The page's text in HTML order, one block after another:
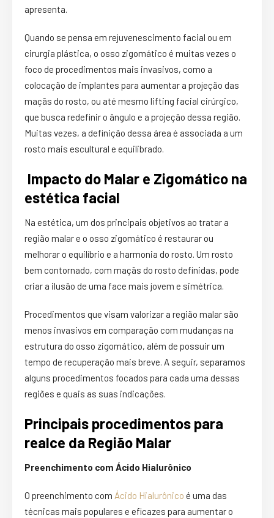
apresenta.
Quando se pensa em rejuvenescimento facial ou em
cirurgia plástica, o osso zigomático é muitas vezes o
foco de procedimentos mais invasivos, como a
colocação de implantes para aumentar a projeção das
maçãs do rosto, ou até mesmo lifting facial cirúrgico,
que busca redefinir o ângulo e a projeção dessa região.
Muitas vezes, a definição dessa área é associada a um
rosto mais escultural e equilibrado.
Impacto do Malar e Zigomático na
estética facial
Na estética, um dos principais objetivos ao tratar a
região malar e o osso zigomático é restaurar ou
melhorar o equilíbrio e a harmonia do rosto. Um rosto
bem contornado, com maçãs do rosto definidas, pode
criar a ilusão de uma face mais jovem e simétrica.
Procedimentos que visam valorizar a região malar são
menos invasivos em comparação com mudanças na
estrutura do osso zigomático, além de possuir um
tempo de recuperação mais breve. A seguir, separamos
alguns procedimentos focados para cada uma dessas
regiões e quais as suas indicações.
Principais procedimentos para
realce da Região Malar
Preenchimento com Ácido Hialurônico
O preenchimento com Ácido Hialurônico é uma das
técnicas mais populares e eficazes para aumentar o